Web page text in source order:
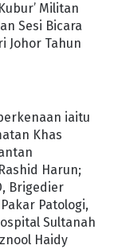
Militan
Sesi Bicara
Johor Tahun
iaitu
Khas
Harun;
Brigedier
Patologi,
Sultanah
Haidy